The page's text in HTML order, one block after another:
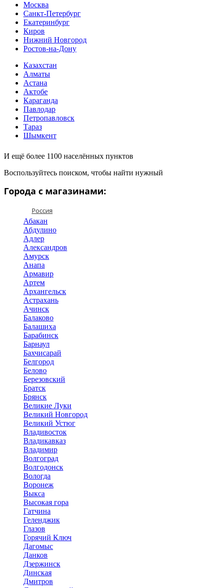
Москва
Санкт-Петербург
Екатеринбург
Киров
Нижний Новгород
Ростов-на-Дону
Казахстан
Алматы
Астана
Актобе
Караганда
Павлодар
Петропавловск
Тараз
Шымкент
И ещё более 1100 населённых пунктов
Воспользуйтесь поиском, чтобы найти нужный
Города с магазинами:
Россия
Абакан
Абдулино
Адлер
Александров
Амурск
Анапа
Армавир
Артем
Архангельск
Астрахань
Ачинск
Балаково
Балашиха
Барабинск
Барнаул
Бахчисарай
Белгород
Белово
Березовский
Братск
Брянск
Великие Луки
Великий Новгород
Великий Устюг
Владивосток
Владикавказ
Владимир
Волгоград
Волгодонск
Вологда
Воронеж
Выкса
Высокая гора
Гатчина
Геленджик
Глазов
Горячий Ключ
Дагомыс
Данков
Дзержинск
Динская
Дмитров